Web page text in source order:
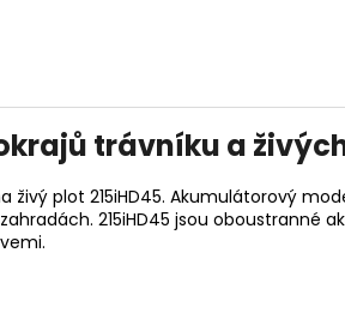
trávníku a
živý plot 215iHD45. Akumulátorový
215iHD45 jsou